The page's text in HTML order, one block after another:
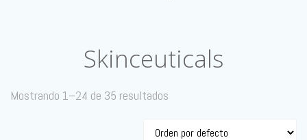
Skinceuticals
Mostrando 1–24 de 35 resultados